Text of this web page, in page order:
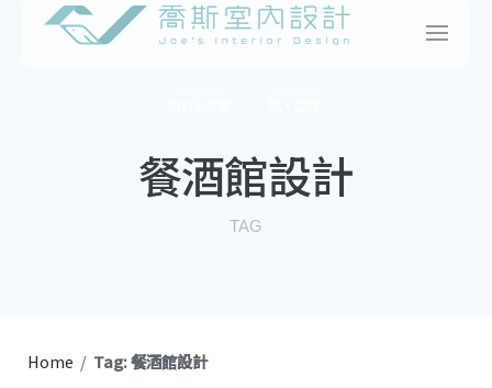
餐酒館設計
TAG
Home / Tag: 餐酒館設計